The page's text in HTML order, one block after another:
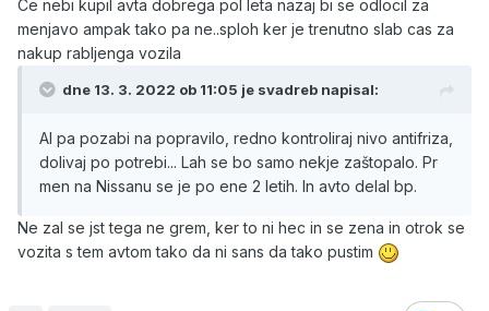
Ce nebi kupil avta dobrega pol leta nazaj bi se odlocil za
menjavo ampak tako pa ne..sploh ker je trenutno slab cas za
nakup rabljenga vozila
dne 13. 3. 2022 ob 11:05 je svadreb napisal:
Al pa pozabi na popravilo, redno kontroliraj nivo antifriza,
dolivaj po potrebi... Lah se bo samo nekje zaštopalo. Pr
men na Nissanu se je po ene 2 letih. In avto delal bp.
Ne zal se jst tega ne grem, ker to ni hec in se zena in otrok se
vozita s tem avtom tako da ni sans da tako pustim